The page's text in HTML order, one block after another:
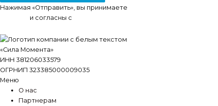
Нажимая «Отправить», вы принимаете
и согласны с
«Сила Момента»
ИНН 381206033579
ОГРНИП 323385000009035
Меню
О нас
Партнерам